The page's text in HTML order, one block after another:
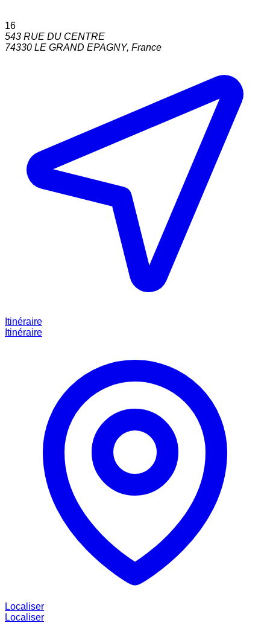
16
543 RUE DU CENTRE
74330 LE GRAND EPAGNY, France
Itinéraire
Itinéraire
Localiser
Localiser